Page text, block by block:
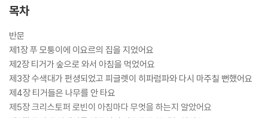
있는지 찾아봐야겠어.”
한심해할 수 있을까?
자신의 단점에 대해 좌절하지 않고 씩씩하게 고치려고 노력하고, 친구의
단점은 무안하지 않게 도와주고 위로하려는 모습에서 ‘용기’가 무엇인지,
‘우정’이 무엇인지 되돌아보게 된다. 또한 크리스토퍼 로빈이 공부로 바빠
져 더 이상 가장 좋아하는 일(아무것도 하지 않는 것)을 못하는 속상함을
말하지만 푸는 달라진 친구의 언어가 어렵고 서운해지는 상황은, 자라며
목차
반문
제1장 푸 모퉁이에 이요르의 집을 지었어요
제2장 티거가 숲으로 와서 아침을 먹었어요
제3장 수색대가 펀셩되었고 피글렛이 히파럼파와 다시 마주칠 뻔했어요
제4장 티거들은 나무를 안 타요
제5장 크리스토퍼 로빈이 아침마다 무엇을 하는지 알았어요